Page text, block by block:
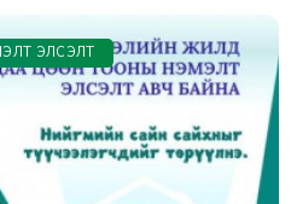
ЭЛСЭЛТ